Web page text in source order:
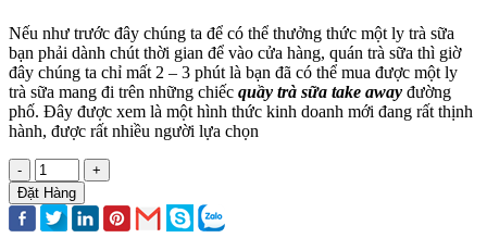
Nếu như trước đây chúng ta để có thể thưởng thức một ly trà sữa
bạn phải dành chút thời gian để vào cửa hàng, quán trà sữa thì giờ
đây chúng ta chỉ mất 2 – 3 phút là bạn đã có thể mua được một ly
trà sữa mang đi trên những chiếc quầy trà sữa take away đường
phố. Đây được xem là một hình thức kinh doanh mới đang rất thịnh
hành, được rất nhiều người lựa chọn
-
+
Đặt Hàng